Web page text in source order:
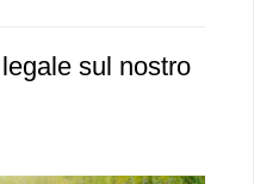
sul nostro